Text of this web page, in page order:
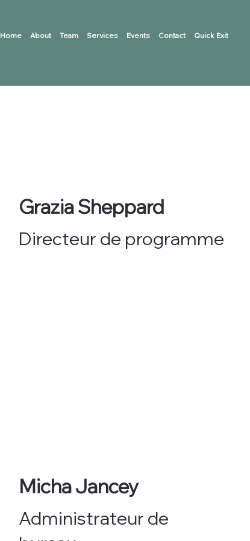
Home About Team Services Events Contact Quick Exit
Grazia Sheppard
Directeur de programme
Micha Jancey
Administrateur de